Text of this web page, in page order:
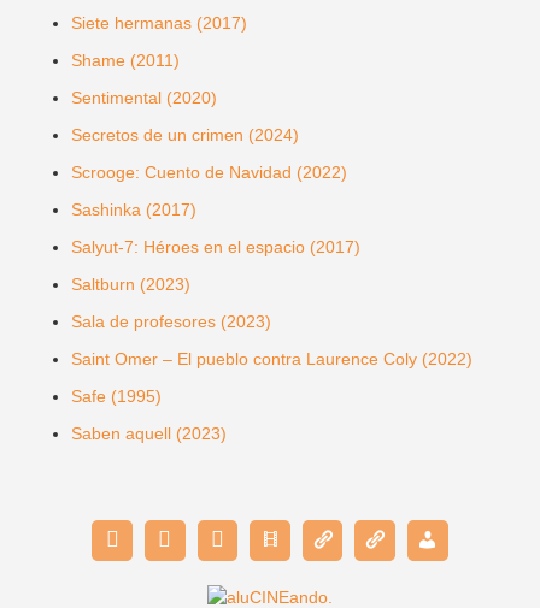
Siete hermanas (2017)
Shame (2011)
Sentimental (2020)
Secretos de un crimen (2024)
Scrooge: Cuento de Navidad (2022)
Sashinka (2017)
Salyut-7: Héroes en el espacio (2017)
Saltburn (2023)
Sala de profesores (2023)
Saint Omer – El pueblo contra Laurence Coly (2022)
Safe (1995)
Saben aquell (2023)